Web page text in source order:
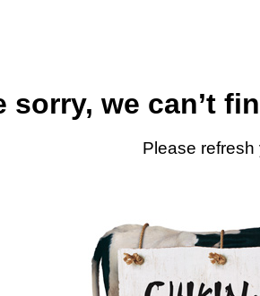
sorry, we can’t
Please refresh